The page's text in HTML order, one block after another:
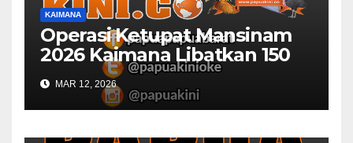
KAIMANA
Operasi Ketupat Mansinam
2026 Kaimana Libatkan 150
Personil Gabungan
MAR 12, 2026